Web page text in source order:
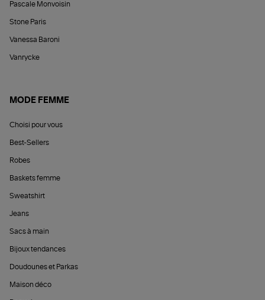
Pascale Monvoisin
Stone Paris
Vanessa Baroni
Vanrycke
MODE FEMME
Choisi pour vous
Best-Sellers
Robes
Baskets femme
Sweatshirt
Jeans
Sacs à main
Bijoux tendances
Doudounes et Parkas
Maison déco